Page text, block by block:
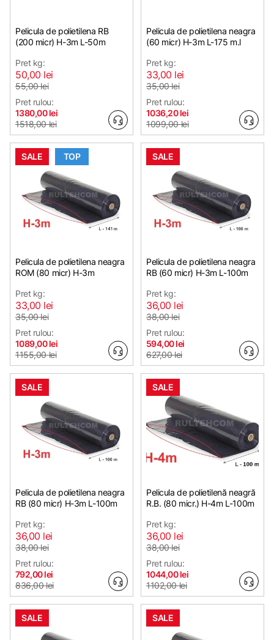
Pelicula de polietilena RB
(200 micr) H-3m L-50m
Pret kg:
50,00 lei
55,00 lei
Pret rulou:
1380,00 lei
1518,00 lei
Pelicula de polietilena neagra
(60 micr) H-3m L-175 m.l
Pret kg:
33,00 lei
35,00 lei
Pret rulou:
1036,20 lei
1099,00 lei
SALE TOP
Pelicula de polietilena neagra
ROM (80 micr) H-3m
Pret kg:
33,00 lei
35,00 lei
Pret rulou:
1089,00 lei
1155,00 lei
SALE
Pelicula de polietilena neagra
RB (60 micr) H-3m L-100m
Pret kg:
36,00 lei
38,00 lei
Pret rulou:
594,00 lei
627,00 lei
SALE
Pelicula de polietilena neagra
RB (80 micr) H-3m L-100m
Pret kg:
36,00 lei
38,00 lei
Pret rulou:
792,00 lei
836,00 lei
SALE
Pelicula de polietilenă neagră
R.B. (80 micr.) H-4m L-100m
Pret kg:
36,00 lei
38,00 lei
Pret rulou:
1044,00 lei
1102,00 lei
SALE SALE